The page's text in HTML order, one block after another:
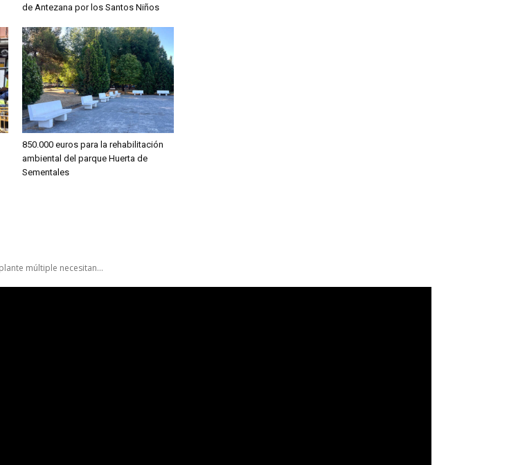
de Antezana por los Santos Niños
850.000 euros para la rehabilitación
ambiental del parque Huerta de
Sementales